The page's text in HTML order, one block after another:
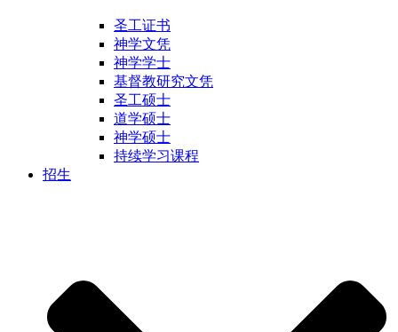
圣工证书
神学文凭
神学学士
基督教研究文凭
圣工硕士
道学硕士
神学硕士
持续学习课程
招生